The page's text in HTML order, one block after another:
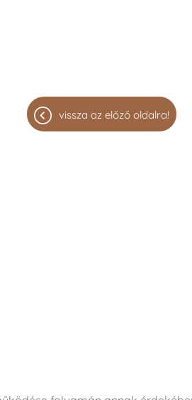
vissza az előző oldalra!